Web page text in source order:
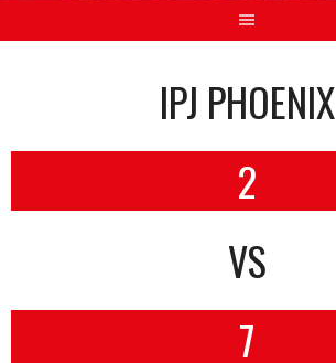
IPJ PHOENIX
2
VS
7